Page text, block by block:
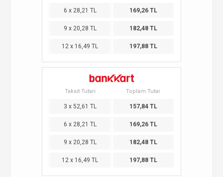
6 x 28,21 TL 169,26 TL
9 x 20,28 TL 182,48 TL
12 x 16,49 TL 197,88 TL
Taksit Tutarı Toplam Tutar
3 x 52,61 TL 157,84 TL
6 x 28,21 TL 169,26 TL
9 x 20,28 TL 182,48 TL
12 x 16,49 TL 197,88 TL